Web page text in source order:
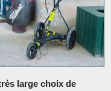
large choix de